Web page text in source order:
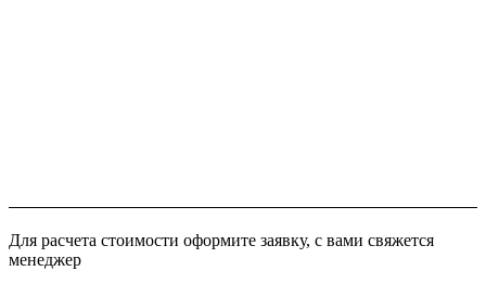
Для расчета стоимости оформите заявку, с вами свяжется
менеджер